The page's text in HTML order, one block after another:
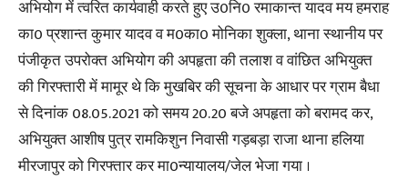
अभियोग में त्वरित कार्यवाही करते हुए उ0नि0 रमाकान्त यादव मय हमराह
का0 प्रशान्त कुमार यादव व म0का0 मोनिका शुक्ला, थाना स्थानीय पर
पंजीकृत उपरोक्त अभियोग की अपहृता की तलाश व वांछित अभियुक्त
की गिरफ्तारी में मामूर थे कि मुखबिर की सूचना के आधार पर ग्राम बैधा
से दिनांक 08.05.2021 को समय 20.20 बजे अपहृता को बरामद कर,
अभियुक्त आशीष पुत्र रामकिशुन निवासी गड़बड़ा राजा थाना हलिया
मीरजापुर को गिरफ्तार कर मा0न्यायालय/जेल भेजा गया ।